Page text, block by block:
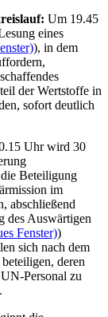
Um 19.45
eines
), in dem
der Wertstoffe in
sofort deutlich
Uhr wird 30
Beteiligung
im
abschließend
des Auswärtigen
Fenster))
sich nach dem
deren
Personal zu